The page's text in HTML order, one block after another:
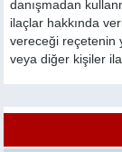
danışmadan
ilaçlar hakkında
vereceği reçetenin
veya diğer kişiler